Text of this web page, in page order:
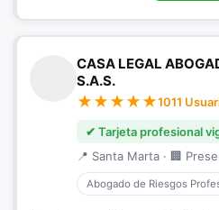
CASA LEGAL
S.A.S.
1011
✔ Tarjeta profesional
📍 Santa Marta · 🏢
Abogado de Riesgos